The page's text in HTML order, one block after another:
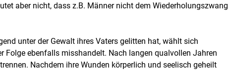
aber nicht, dass z.B. Männer nicht dem Wiederholungszwang
unter der Gewalt ihres Vaters gelitten hat, wählt sich
Folge ebenfalls misshandelt. Nach langen qualvollen Jahren
Nachdem ihre Wunden körperlich und seelisch geheilt